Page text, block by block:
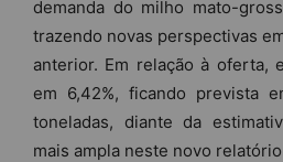
demanda do milho mato-
trazendo novas perspectivas
anterior. Em relação à oferta,
em 6,42%, ficando prevista
toneladas, diante da
mais ampla neste novo